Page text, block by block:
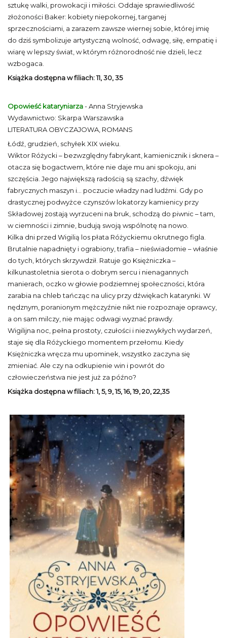
sztukę walki, prowokacji i miłości. Oddaje sprawiedliwość
złożoności Baker: kobiety niepokornej, targanej
sprzecznościami, a zarazem zawsze wiernej sobie, której imię
do dziś symbolizuje artystyczną wolność, odwagę, siłę, empatię i
wiarę w lepszy świat, w którym różnorodność nie dzieli, lecz
wzbogaca.
Książka dostępna w filiach: 11, 30, 35
Opowieść kataryniarza- Anna Stryjewska
Wydawnictwo: Skarpa Warszawska
LITERATURA OBYCZAJOWA, ROMANS
Łódź, grudzień, schyłek XIX wieku.
Wiktor Różycki – bezwzględny fabrykant, kamienicznik i sknera –
otacza się bogactwem, które nie daje mu ani spokoju, ani
szczęścia. Jego największą radością są szachy, dźwięk
fabrycznych maszyn i... poczucie władzy nad ludźmi. Gdy po
drastycznej podwyżce czynszów lokatorzy kamienicy przy
Składowej zostają wyrzuceni na bruk, schodzą do piwnic – tam,
w ciemności i zimnie, budują swoją wspólnotę na nowo.
Kilka dni przed Wigilią los płata Różyckiemu okrutnego figla.
Brutalnie napadnięty i ograbiony, trafia – nieświadomie – właśnie
do tych, których skrzywdził. Ratuje go Księżniczka –
kilkunastoletnia sierota o dobrym sercu i nienagannych
manierach, oczko w głowie podziemnej społeczności, która
zarabia na chleb tańcząc na ulicy przy dźwiękach katarynki. W
nędznym, poranionym mężczyźnie nikt nie rozpoznaje oprawcy,
a on sam milczy, nie mając odwagi wyznać prawdy.
Wigilijna noc, pełna prostoty, czułości i niezwykłych wydarzeń,
staje się dla Różyckiego momentem przełomu. Kiedy
Księżniczka wręcza mu upominek, wszystko zaczyna się
zmieniać. Ale czy na odkupienie win i powrót do
człowieczeństwa nie jest już za późno?
Książka dostępna w filiach: 1, 5, 9, 15, 16, 19, 20, 22,35